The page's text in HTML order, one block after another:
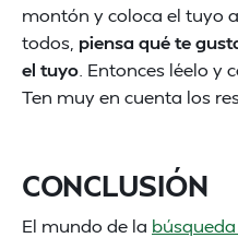
montón y coloca el tuyo
todos, piensa qué te
el tuyo . Entonces léelo y
Ten muy en cuenta los
CONCLUSIÓN
El mundo de la